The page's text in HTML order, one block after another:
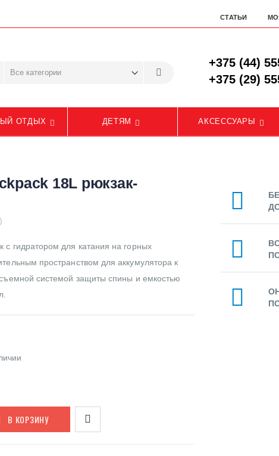
СТАТЬИ
+375 (44)
+375 (29)
ОТДЫХ ДЕТЯМ АКСЕССУАРЫ
18L рюкзак-
с гидратором для катания на горных
пространством для аккумулятора к
системой защиты спины и емкостью
В КОРЗИНУ